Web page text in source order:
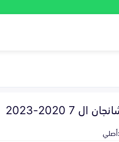
2023
أصلي